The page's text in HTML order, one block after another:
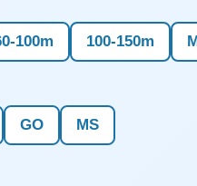
100m 100-150m
GO MS